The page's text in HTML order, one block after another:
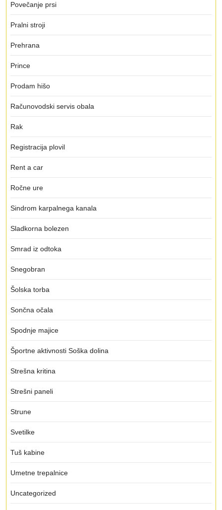
Povečanje prsi
Pralni stroji
Prehrana
Prince
Prodam hišo
Računovodski servis obala
Rak
Registracija plovil
Rent a car
Ročne ure
Sindrom karpalnega kanala
Sladkorna bolezen
Smrad iz odtoka
Snegobran
Šolska torba
Sončna očala
Spodnje majice
Športne aktivnosti Soška dolina
Strešna kritina
Strešni paneli
Strune
Svetilke
Tuš kabine
Umetne trepalnice
Uncategorized